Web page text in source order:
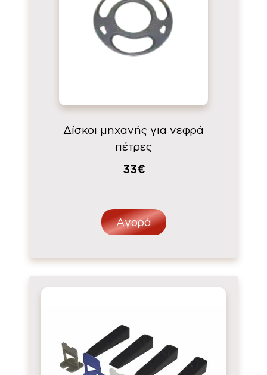
Δίσκοι μηχανής για νεφρά
πέτρες
33€
Αγορά